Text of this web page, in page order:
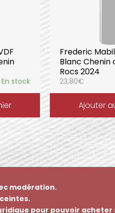
En stock
Frederic
Blanc Chenin
Rocs 2024
23,80€
Ajouter
modération.
pour pouvoir